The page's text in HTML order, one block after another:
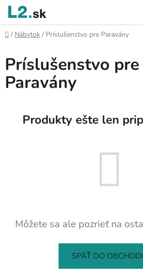
Prejsť
obsah
Domov
/ Nábytok / Príslušenstvo pre Paravány
Príslušenstvo pre
Paravány
Produkty ešte len
Môžete sa ale pozrieť na
SPÄŤ DO